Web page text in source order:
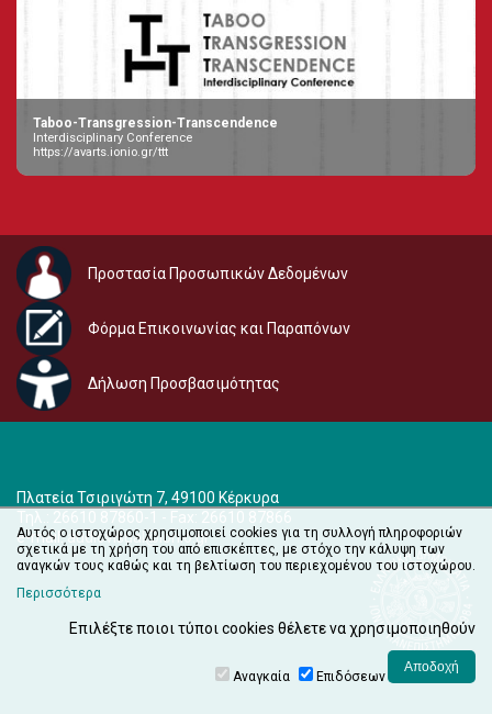
Taboo-Transgression-Transcendence
Interdisciplinary Conference
https://avarts.ionio.gr/ttt
Προστασία Προσωπικών Δεδομένων
Φόρμα Επικοινωνίας και Παραπόνων
Δήλωση Προσβασιμότητας
Πλατεία Τσιριγώτη 7, 49100 Κέρκυρα
Τηλ.: 26610 87860-1 - Fax: 26610 87866
e-mail:audiovisual@ionio.gr
Αυτός ο ιστοχώρος χρησιμοποιεί cookies για τη συλλογή πληροφοριών
σχετικά με τη χρήση του από επισκέπτες, με στόχο την κάλυψη των
αναγκών τους καθώς και τη βελτίωση του περιεχομένου του ιστοχώρου.
Περισσότερα
Επιλέξτε ποιοι τύποι cookies θέλετε να χρησιμοποιηθούν
Αναγκαία Επιδόσεων